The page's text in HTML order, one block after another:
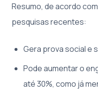
Resumo, de acordo
pesquisas recentes:
Gera prova social e
Pode aumentar o
até 30%, como já